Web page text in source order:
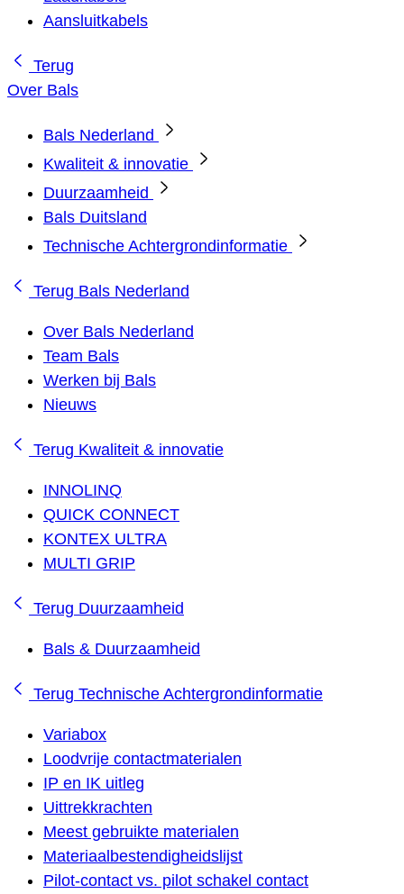
Aansluitkabels
Terug
Over Bals
Bals Nederland
Kwaliteit & innovatie
Duurzaamheid
Bals Duitsland
Technische Achtergrondinformatie
Terug Bals Nederland
Over Bals Nederland
Team Bals
Werken bij Bals
Nieuws
Terug Kwaliteit & innovatie
INNOLINQ
QUICK CONNECT
KONTEX ULTRA
MULTI GRIP
Terug Duurzaamheid
Bals & Duurzaamheid
Terug Technische Achtergrondinformatie
Variabox
Loodvrije contactmaterialen
IP en IK uitleg
Uittrekkrachten
Meest gebruikte materialen
Materiaalbestendigheidslijst
Pilot-contact vs. pilot schakel contact